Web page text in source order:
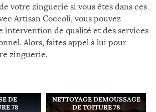
votre zinguerie si vous êtes dans ces
Artisan Coccoli, vous pouvez
intervention de qualité et des services
Alors, faites appel à lui pour
zinguerie.
DE
78
NETTOYAGE DEMOUSSAGE
DE TOITURE 78